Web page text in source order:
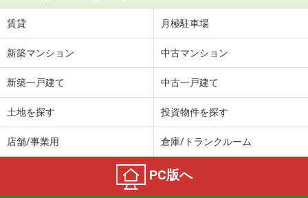
賃貸 月極駐車場
新築マンション 中古マンション
新築一戸建て 中古一戸建て
土地を探す 投資物件を探す
店舗/事業用 倉庫/トランクルーム
PC版へ